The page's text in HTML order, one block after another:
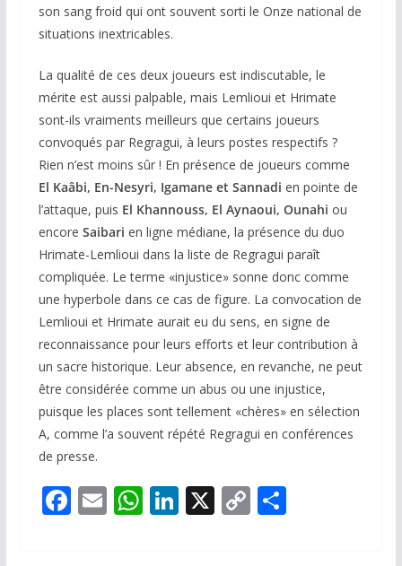
son sang froid qui ont souvent sorti le Onze national de
situations inextricables.
La qualité de ces deux joueurs est indiscutable, le
mérite est aussi palpable, mais Lemlioui et Hrimate
sont-ils vraiments meilleurs que certains joueurs
convoqués par Regragui, à leurs postes respectifs ?
Rien n’est moins sûr ! En présence de joueurs comme
El Kaâbi, En-Nesyri, Igamane et Sannadi en pointe de
l’attaque, puis El Khannouss, El Aynaoui, Ounahi ou
encore Saibari en ligne médiane, la présence du duo
Hrimate-Lemlioui dans la liste de Regragui paraît
compliquée. Le terme «injustice» sonne donc comme
une hyperbole dans ce cas de figure. La convocation de
Lemlioui et Hrimate aurait eu du sens, en signe de
reconnaissance pour leurs efforts et leur contribution à
un sacre historique. Leur absence, en revanche, ne peut
être considérée comme un abus ou une injustice,
puisque les places sont tellement «chères» en sélection
A, comme l’a souvent répété Regragui en conférences
de presse.
F E W Li X C P